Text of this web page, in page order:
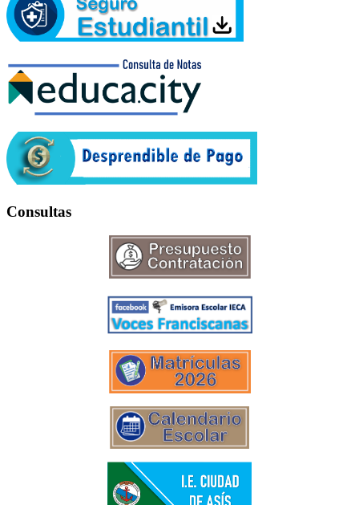
Consultas